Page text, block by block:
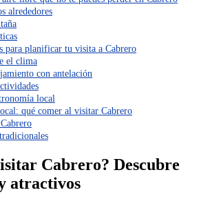
alrededores
para planificar tu visita a Cabrero
el clima
con antelación
local
qué comer al visitar Cabrero
Cabrero? Descubre
atractivos